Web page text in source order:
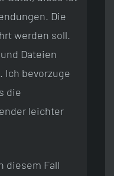
Die
werden soll.
Dateien
Ich bevorzuge
die
leichter
diesem Fall